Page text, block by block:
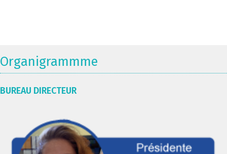
Organigrammme
BUREAU DIRECTEUR